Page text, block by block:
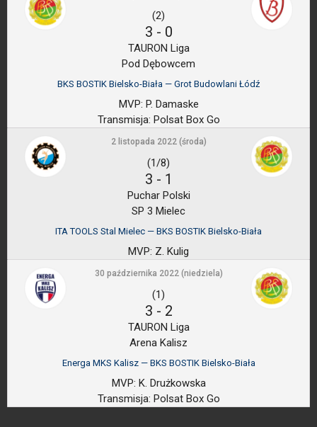
(2)
3 - 0
TAURON Liga
Pod Dębowcem
BKS BOSTIK Bielsko-Biała — Grot Budowlani Łódź
MVP: P. Damaske
Transmisja: Polsat Box Go
2 listopada 2022 (środa)
(1/8)
3 - 1
Puchar Polski
SP 3 Mielec
ITA TOOLS Stal Mielec — BKS BOSTIK Bielsko-Biała
MVP: Z. Kulig
30 października 2022 (niedziela)
(1)
3 - 2
TAURON Liga
Arena Kalisz
Energa MKS Kalisz — BKS BOSTIK Bielsko-Biała
MVP: K. Drużkowska
Transmisja: Polsat Box Go